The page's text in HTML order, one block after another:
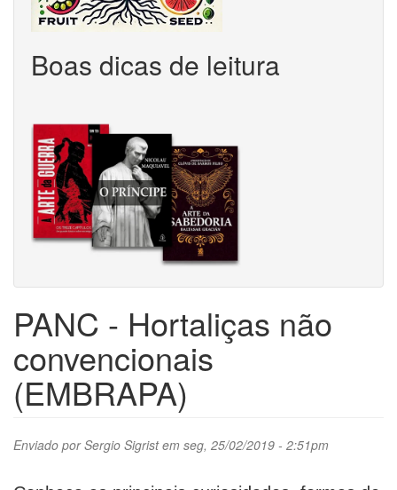
Boas dicas de leitura
PANC - Hortaliças não
convencionais
(EMBRAPA)
Enviado porSergio Sigristem seg, 25/02/2019 - 2:51pm